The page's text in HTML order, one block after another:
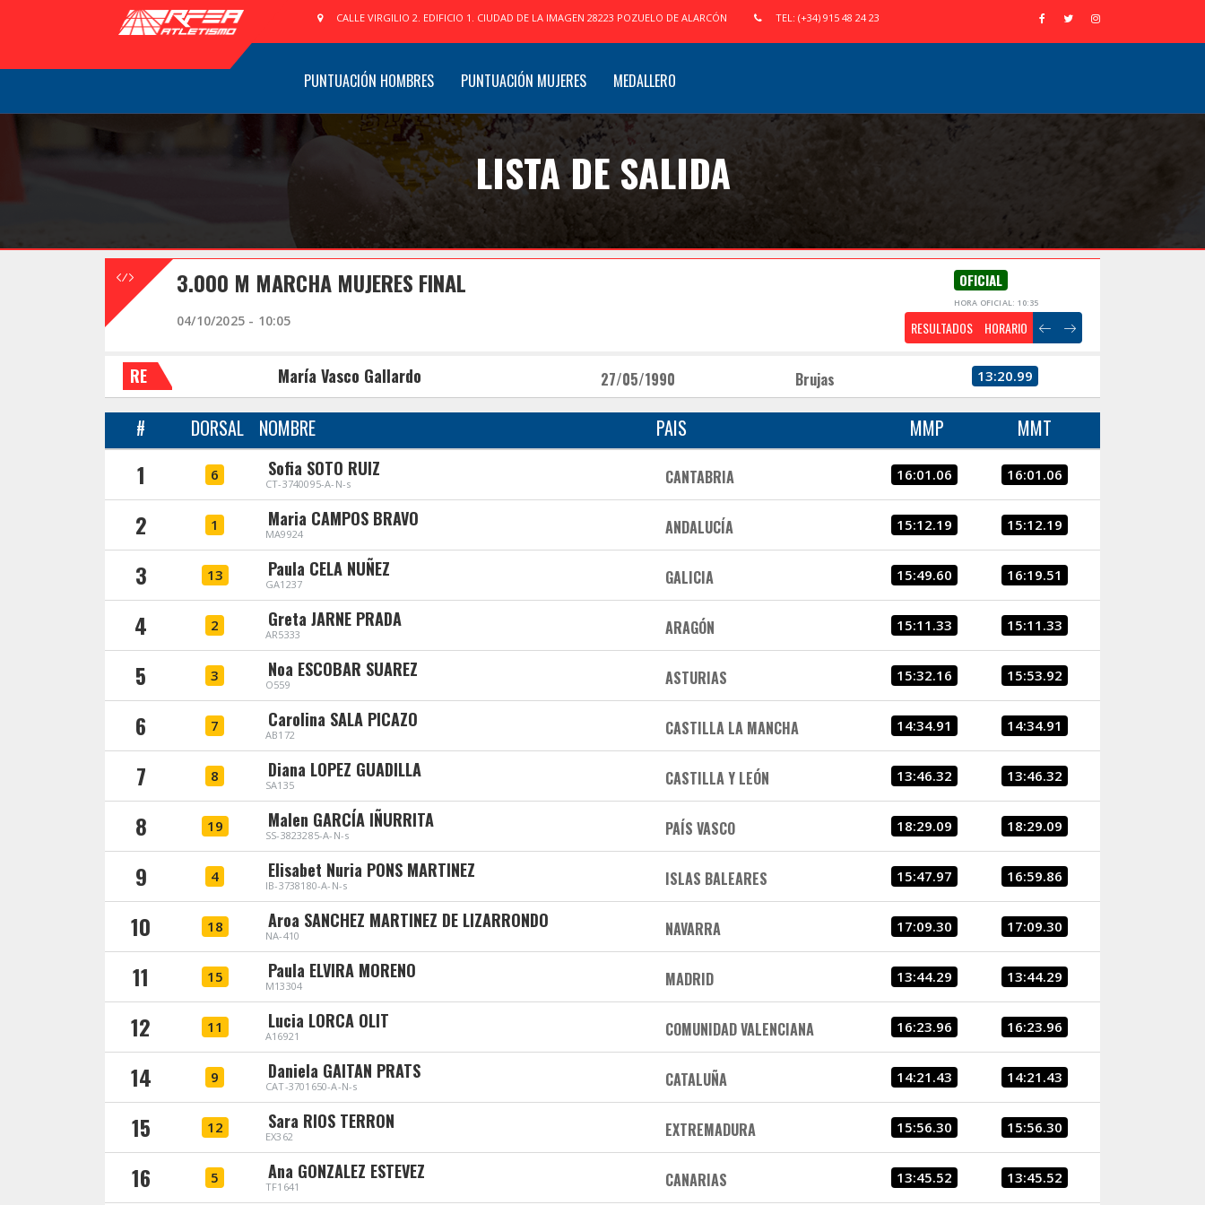
CALLE VIRGILIO 2. EDIFICIO 1. CIUDAD DE LA IMAGEN 28223 POZUELO DE ALARCÓN TEL: (+34) 915 48 24 23
PUNTUACIÓN HOMBRES PUNTUACIÓN MUJERES MEDALLERO
LISTA DE SALIDA
3.000 M MARCHA MUJERES FINAL OFICIAL
HORA OFICIAL: 10:35
04/10/2025 - 10:05 RESULTADOS HORARIO
RE María Vasco Gallardo 27/05/1990 Brujas 13:20.99
# DORSAL NOMBRE PAIS MMP MMT
1 6 Sofia SOTO RUIZ
CT-3740095-A-N-s CANTABRIA 16:01.06 16:01.06
2 1 Maria CAMPOS BRAVO
MA9924 ANDALUCÍA 15:12.19 15:12.19
3 13 Paula CELA NUÑEZ
GA1237 GALICIA 15:49.60 16:19.51
4 2 Greta JARNE PRADA
AR5333 ARAGÓN 15:11.33 15:11.33
5 3 Noa ESCOBAR SUAREZ
O559 ASTURIAS 15:32.16 15:53.92
6 7 Carolina SALA PICAZO
AB172 CASTILLA LA MANCHA 14:34.91 14:34.91
7 8 Diana LOPEZ GUADILLA
SA135 CASTILLA Y LEÓN 13:46.32 13:46.32
8 19 Malen GARCÍA IÑURRITA
SS-3823285-A-N-s PAÍS VASCO 18:29.09 18:29.09
9 4 Elisabet Nuria PONS MARTINEZ
IB-3738180-A-N-s ISLAS BALEARES 15:47.97 16:59.86
10 18 Aroa SANCHEZ MARTINEZ DE LIZARRONDO
NA-410 NAVARRA 17:09.30 17:09.30
11 15 Paula ELVIRA MORENO
M13304 MADRID 13:44.29 13:44.29
12 11 Lucia LORCA OLIT
A16921 COMUNIDAD VALENCIANA 16:23.96 16:23.96
14 9 Daniela GAITAN PRATS
CAT-3701650-A-N-s CATALUÑA 14:21.43 14:21.43
15 12 Sara RIOS TERRON
EX362 EXTREMADURA 15:56.30 15:56.30
16 5 Ana GONZALEZ ESTEVEZ
TF1641 CANARIAS 13:45.52 13:45.52